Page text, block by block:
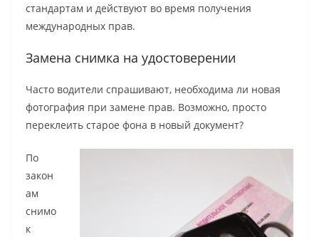
стандартам и действуют во время получения
международных прав.
Замена снимка на удостоверении
Часто водители спрашивают, необходима ли новая
фотография при замене прав. Возможно, просто
переклеить старое фона в новый документ?
По
закон
ам
снимо
к